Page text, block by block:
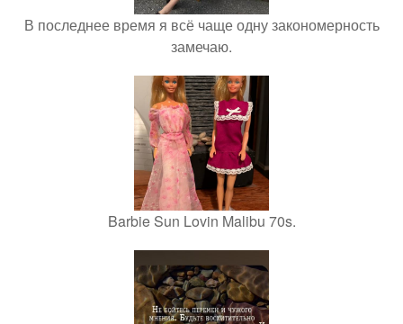
В последнее время я всё чаще одну закономерность
замечаю.
Barbie Sun Lovin Malibu 70s.